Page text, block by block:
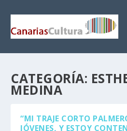
CATEGORÍA:
MEDINA
“MI TRAJE CORTO
JÓVENES, Y ESTOY